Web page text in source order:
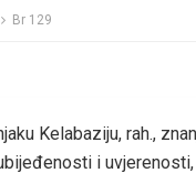
Br 129
Kelabaziju, rah.,
i